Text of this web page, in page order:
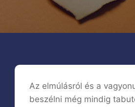
Az elmúlásról és a
beszélni még mindig